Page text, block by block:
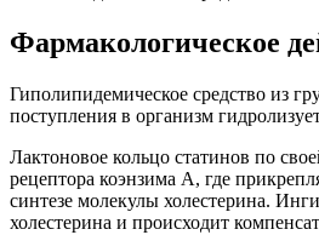
Фармакологическое
Гиполипидемическое средство из
поступления в организм
Лактоновое кольцо статинов по
рецептора коэнзима А, где
синтезе молекулы холестерина.
холестерина и происходит